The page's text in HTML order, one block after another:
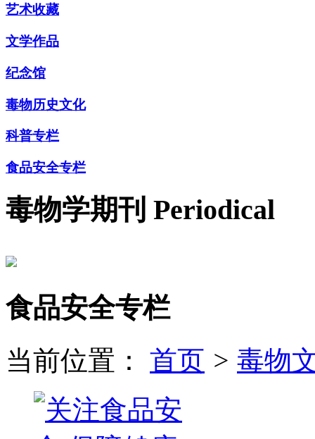
艺术收藏
文学作品
纪念馆
毒物历史文化
科普专栏
食品安全专栏
毒物学期刊 Periodical
食品安全专栏
当前位置：
首页 > 毒物